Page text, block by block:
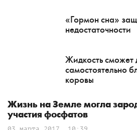
«Гормон сна»
недостаточности
Жидкость сможет
самостоятельно
коровы
Жизнь на Земле могла
участия фосфатов